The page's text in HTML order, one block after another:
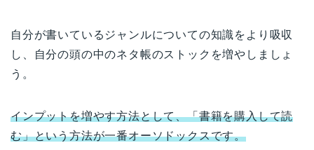
自分が書いているジャンルについての知識をより吸収
し、自分の頭の中のネタ帳のストックを増やしましょ
う。
インプットを増やす方法として、「書籍を購入して読
む」という方法が一番オーソドックスです。